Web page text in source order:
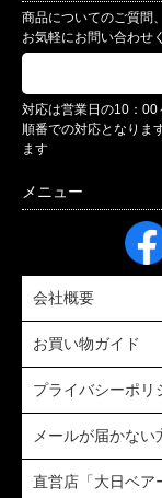
商品についてのご質問
お気軽にお問い合わせ
対応は営業日の10：
順番での対応となりま
ます
会社概要
お買い物ガイド
プライバシーポリ
メールが届かない
直営店「大日ベア